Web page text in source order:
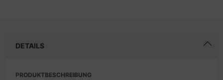
DETAILS
PRODUKTBESCHREIBUNG